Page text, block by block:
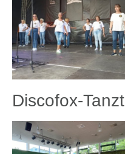
Discofox-